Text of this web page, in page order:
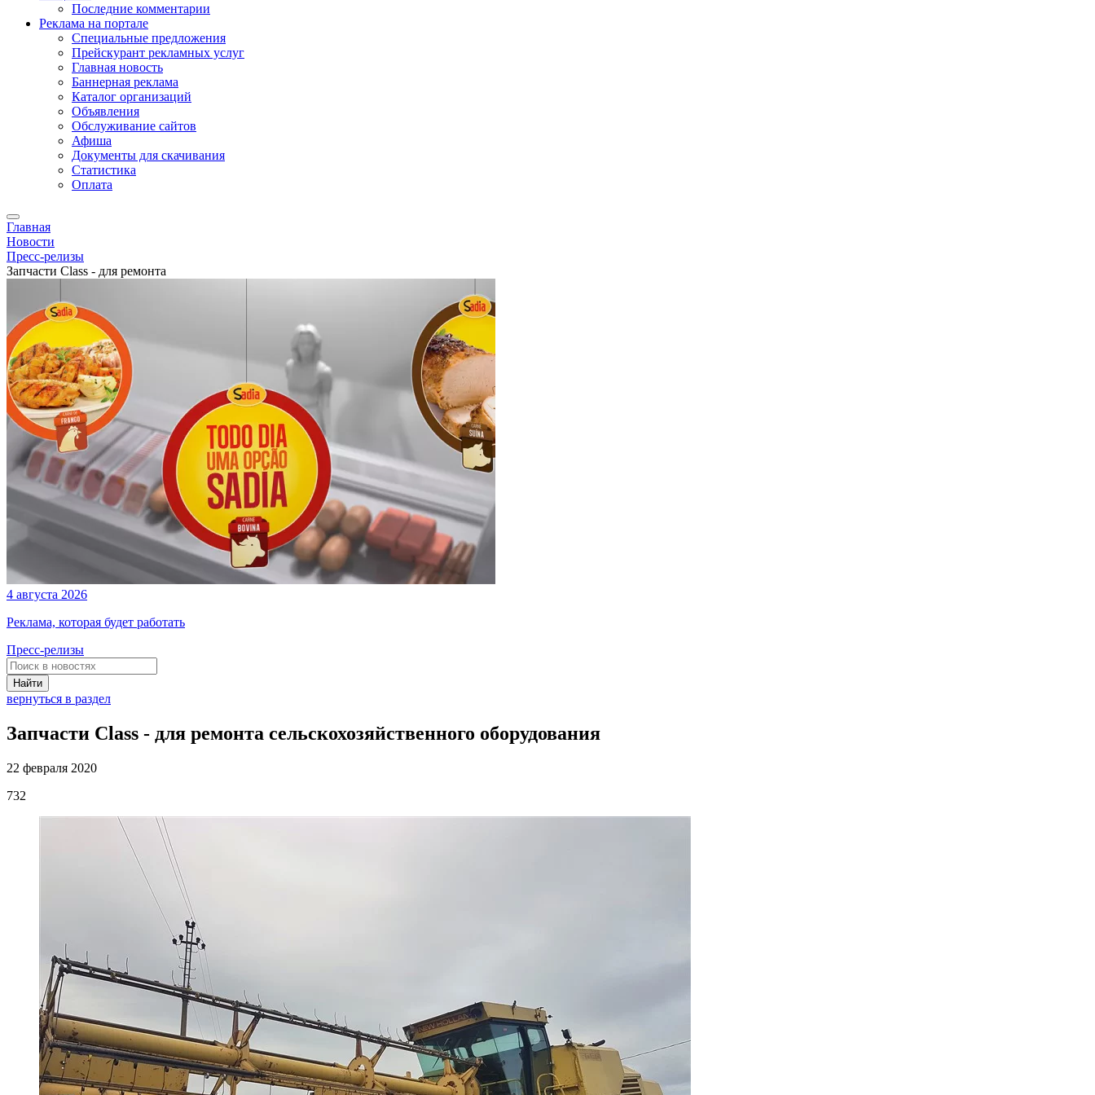
Последние комментарии
Реклама на портале
Специальные предложения
Прейскурант рекламных услуг
Главная новость
Баннерная реклама
Каталог организаций
Объявления
Обслуживание сайтов
Афиша
Документы для скачивания
Статистика
Оплата
Главная
Новости
Пресс-релизы
Запчасти Class - для ремонта
4 августа 2026
Реклама, которая будет работать
Пресс-релизы
Найти
вернуться в раздел
Запчасти Class - для ремонта сельскохозяйственного оборудования
22 февраля 2020
732